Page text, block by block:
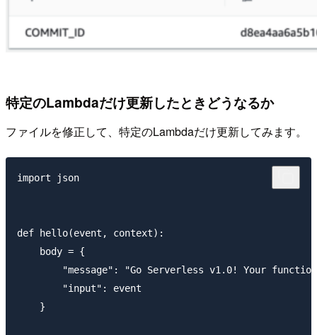
特定のLambdaだけ更新したときどうなるか
ファイルを修正して、特定のLambdaだけ更新してみます。
import json
def hello(event, context):
    body = {
"message": "Go Serverless v1.0! Your
        "input": event
    }